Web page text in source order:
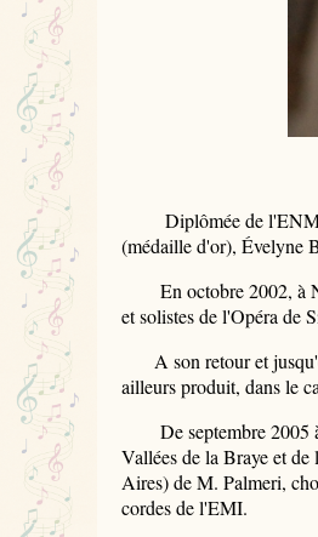
Diplômée de l'ENM
(médaille d'or), Évelyne
En octobre 2002, à
et solistes de l'Opéra de
A son retour et
ailleurs produit, dans le
De septembre 2005 à
Vallées de la Braye et
Aires) de M. Palmeri,
cordes de l'EMI.